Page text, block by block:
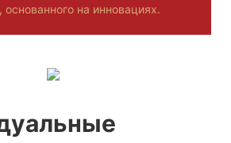
основанного на инновациях.